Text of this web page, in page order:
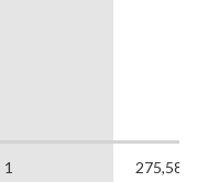
1 275,58 lb